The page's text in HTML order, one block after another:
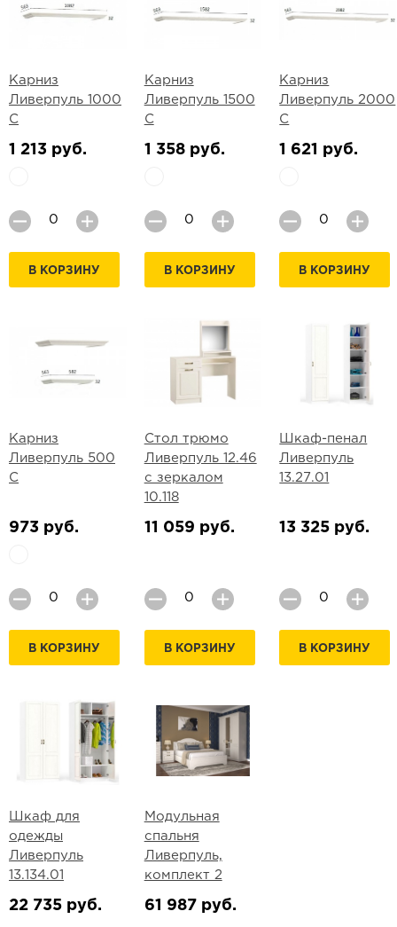
Карниз
Ливерпуль 1000
С
1 213 руб.
В КОРЗИНУ
Карниз
Ливерпуль 1500
С
1 358 руб.
В КОРЗИНУ
Карниз
Ливерпуль 2000
С
1 621 руб.
В КОРЗИНУ
Карниз
Ливерпуль 500
С
973 руб.
В КОРЗИНУ
Стол трюмо
Ливерпуль 12.46
с зеркалом
10.118
11 059 руб.
В КОРЗИНУ
Шкаф-пенал
Ливерпуль
13.27.01
13 325 руб.
В КОРЗИНУ
Шкаф для
одежды
Ливерпуль
13.134.01
22 735 руб.
Модульная
спальня
Ливерпуль,
комплект 2
61 987 руб.